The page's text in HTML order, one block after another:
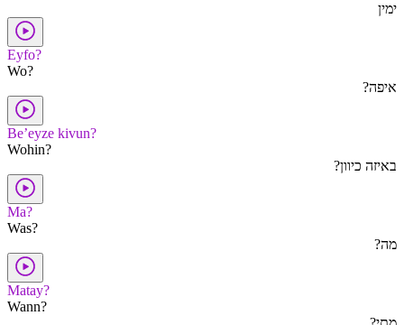
ימין
Eyfo?
Wo?
איפה?
Be’eyze kivun?
Wohin?
באיזה כיוון?
Ma?
Was?
מה?
Matay?
Wann?